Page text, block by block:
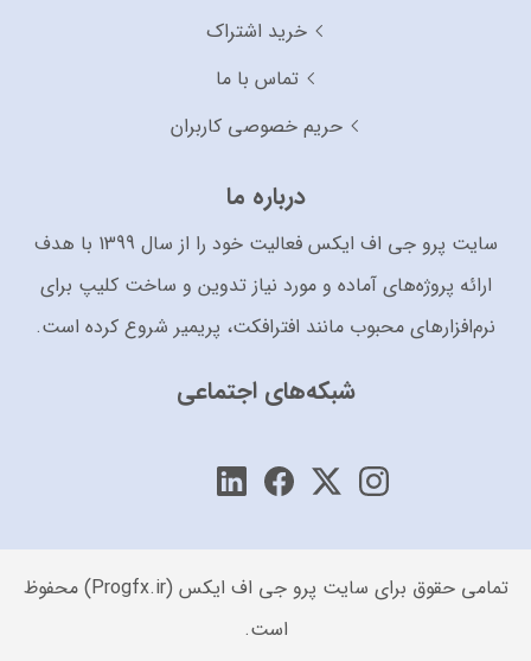
خرید اشتراک
تماس با ما
حریم خصوصی کاربران
درباره ما
سایت پرو جی اف ایکس فعالیت خود را از سال 1399 با هدف
ارائه پروژه‌های آماده و مورد نیاز تدوین و ساخت کلیپ برای
نرم‌افزارهای محبوب مانند افترافکت، پریمیر شروع کرده است.
شبکه‌های اجتماعی
تمامی حقوق برای سایت پرو جی اف ایکس (Progfx.ir) محفوظ
است.